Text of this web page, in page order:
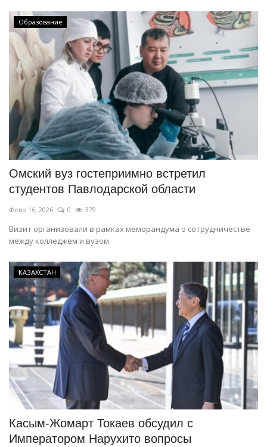
Образование
Омский вуз гостеприимно встретил
студентов Павлодарской области
Февр 16, 2026 0 379
Визит организовали в рамках меморандума о сотрудничестве
между колледжем и вузом.
КАЗАХСТАН
Касым-Жомарт Токаев обсудил с
Императором Нарухито вопросы